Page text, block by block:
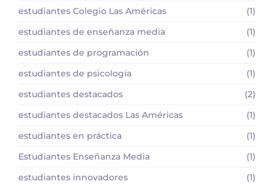
estudiantes Colegio Las Américas
(1)
estudiantes de enseñanza media
(1)
estudiantes de programación
(1)
estudiantes de psicología
(1)
estudiantes destacados
(2)
estudiantes destacados Las Américas
(1)
estudiantes en práctica
(1)
Estudiantes Enseñanza Media
(1)
estudiantes innovadores
(1)